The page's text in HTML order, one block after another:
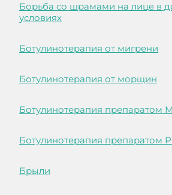
Борьба со шрамами на лице в
условиях
Ботулинотерапия от мигрени
Ботулинотерапия от морщин
Ботулинотерапия препаратом
Ботулинотерапия препаратом
Брыли